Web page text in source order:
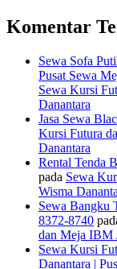
Komentar
Sewa Sofa
Pusat Sewa
Sewa Kursi
Danantara
Jasa Sewa
Kursi Futura
Danantara
Rental Tenda
pada Sewa
Wisma
Sewa Bangku
8372-8740
dan Meja IBM
Sewa Kursi
Danantara |